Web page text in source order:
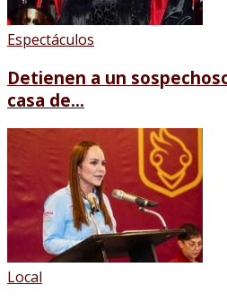
Espectáculos
Detienen a un
casa de...
Local